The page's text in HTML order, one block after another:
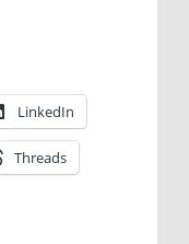
LinkedIn
Threads